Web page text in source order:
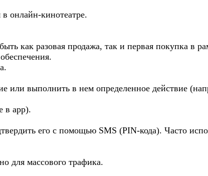
онлайн-кинотеатре.
как разовая продажа, так и первая покупка в
или выполнить в нем определенное действие
в app).
его с помощью SMS (PIN-кода). Часто
для массового трафика.